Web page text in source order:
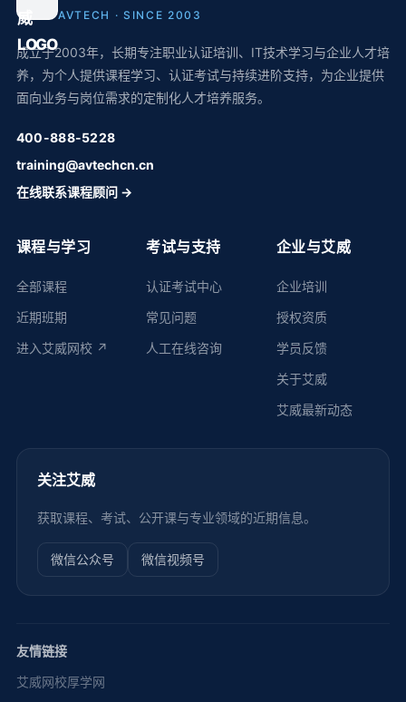
AVTECH · SINCE 2003
成立于2003年，长期专注职业认证培训、IT技术学习与企业人才培
养，为个人提供课程学习、认证考试与持续进阶支持，为企业提供
面向业务与岗位需求的定制化人才培养服务。
400-888-5228
training@avtechcn.cn
在线联系课程顾问 →
课程与学习
全部课程
近期班期
进入艾威网校 ↗
考试与支持
认证考试中心
常见问题
人工在线咨询
企业与艾威
企业培训
授权资质
学员反馈
关于艾威
艾威最新动态
关注艾威
获取课程、考试、公开课与专业领域的近期信息。
微信公众号 微信视频号
友情链接
艾威网校厚学网